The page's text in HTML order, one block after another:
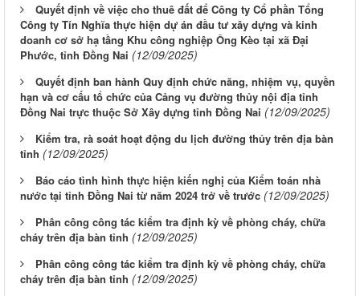
Quyết định về việc cho thuê đất để Công ty Cổ phần Tổng
Công ty Tín Nghĩa thực hiện dự án đầu tư xây dựng và kinh
doanh cơ sở hạ tầng Khu công nghiệp Ông Kèo tại xã Đại
Phước, tỉnh Đồng Nai (12/09/2025)
Quyết định ban hành Quy định chức năng, nhiệm vụ, quyền
hạn và cơ cấu tổ chức của Cảng vụ đường thủy nội địa tỉnh
Đồng Nai trực thuộc Sở Xây dựng tỉnh Đồng Nai (12/09/2025)
Kiểm tra, rà soát hoạt động du lịch đường thủy trên địa bàn
tỉnh (12/09/2025)
Báo cáo tình hình thực hiện kiến nghị của Kiểm toán nhà
nước tại tỉnh Đồng Nai từ năm 2024 trở về trước (12/09/2025)
Phân công công tác kiểm tra định kỳ về phòng cháy, chữa
cháy trên địa bàn tỉnh (12/09/2025)
Phân công công tác kiểm tra định kỳ về phòng cháy, chữa
cháy trên địa bàn tỉnh (12/09/2025)